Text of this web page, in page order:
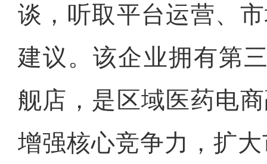
谈，听取平台运营、
建议。该企业拥有第
舰店，是区域医药电
增强核心竞争力，扩